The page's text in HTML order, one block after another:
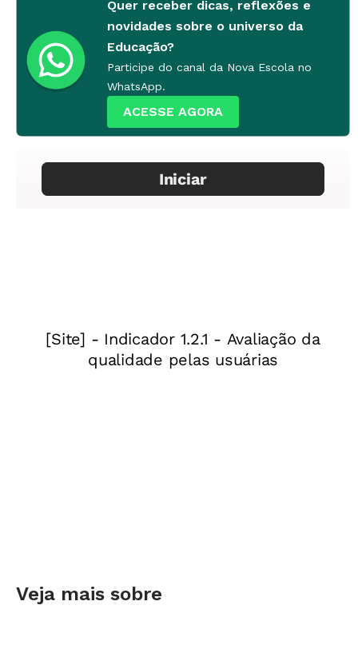
Quer receber dicas, reflexões e
novidades sobre o universo da
Educação?
Participe do canal da Nova Escola no
WhatsApp.
ACESSE AGORA
Veja mais sobre